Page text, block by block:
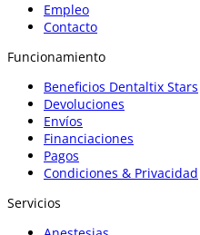
Empleo
Contacto
Funcionamiento
Beneficios Dentaltix Stars
Devoluciones
Envíos
Financiaciones
Pagos
Condiciones & Privacidad
Servicios